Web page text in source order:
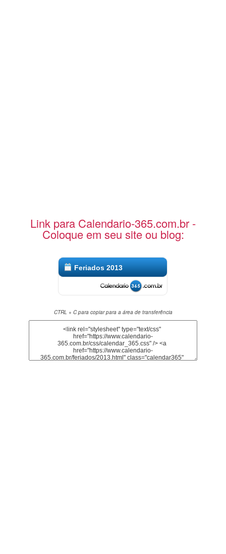
Link para Calendario-365.com.br -
Coloque em seu site ou blog:
Feriados 2013
CTRL + C para copiar para a área de transferência